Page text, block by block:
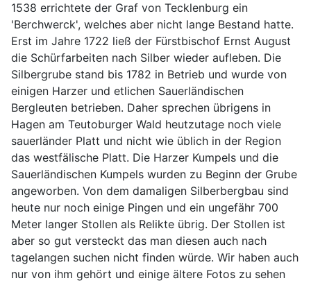
1538 errichtete der Graf von Tecklenburg ein
'Berchwerck', welches aber nicht lange Bestand hatte.
Erst im Jahre 1722 ließ der Fürstbischof Ernst August
die Schürfarbeiten nach Silber wieder aufleben. Die
Silbergrube stand bis 1782 in Betrieb und wurde von
einigen Harzer und etlichen Sauerländischen
Bergleuten betrieben. Daher sprechen übrigens in
Hagen am Teutoburger Wald heutzutage noch viele
sauerländer Platt und nicht wie üblich in der Region
das westfälische Platt. Die Harzer Kumpels und die
Sauerländischen Kumpels wurden zu Beginn der Grube
angeworben. Von dem damaligen Silberbergbau sind
heute nur noch einige Pingen und ein ungefähr 700
Meter langer Stollen als Relikte übrig. Der Stollen ist
aber so gut versteckt das man diesen auch nach
tagelangen suchen nicht finden würde. Wir haben auch
nur von ihm gehört und einige ältere Fotos zu sehen